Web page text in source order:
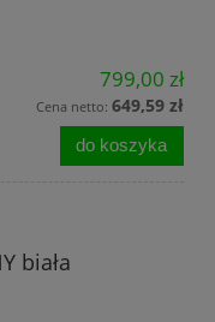
799,00 zł
Cena netto: 649,59 zł
do koszyka
biała